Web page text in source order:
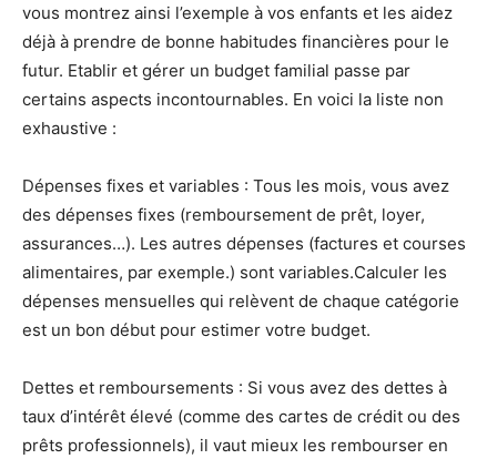
vous montrez ainsi l’exemple à vos enfants et les aidez
déjà à prendre de bonne habitudes financières pour le
futur. Etablir et gérer un budget familial passe par
certains aspects incontournables. En voici la liste non
exhaustive :
Dépenses fixes et variables : Tous les mois, vous avez
des dépenses fixes (remboursement de prêt, loyer,
assurances…). Les autres dépenses (factures et courses
alimentaires, par exemple.) sont variables.Calculer les
dépenses mensuelles qui relèvent de chaque catégorie
est un bon début pour estimer votre budget.
Dettes et remboursements : Si vous avez des dettes à
taux d’intérêt élevé (comme des cartes de crédit ou des
prêts professionnels), il vaut mieux les rembourser en